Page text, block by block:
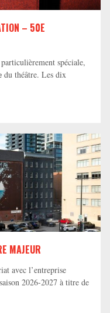
– 50E
spéciale,
du théâtre. Les dix
MAJEUR
avec l’entreprise
2026-2027 à titre de